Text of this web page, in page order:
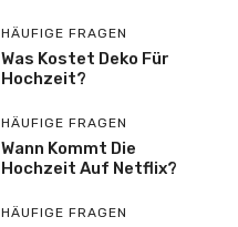
HÄUFIGE FRAGEN
Was Kostet Deko Für
Hochzeit?
HÄUFIGE FRAGEN
Wann Kommt Die
Hochzeit Auf Netflix?
HÄUFIGE FRAGEN